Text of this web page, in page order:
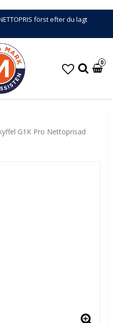
först efter du lagt
0
G1K Pro Nettoprisad